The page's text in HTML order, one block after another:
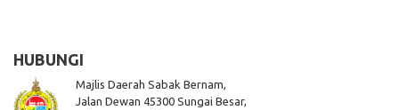
HUBUNGI
Majlis Daerah Sabak Bernam,
Jalan Dewan 45300 Sungai Besar,